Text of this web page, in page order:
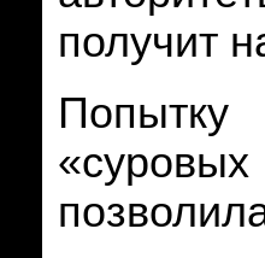
получит